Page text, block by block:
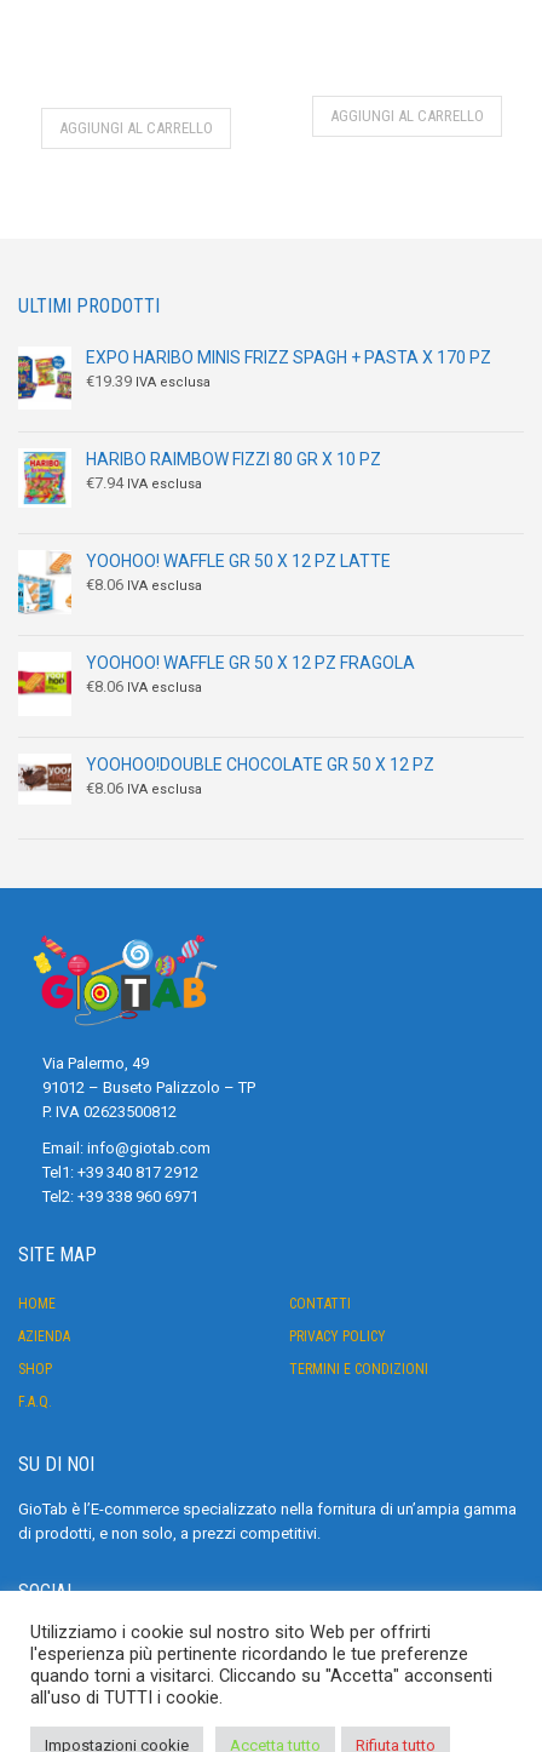
AGGIUNGI AL CARRELLO
AGGIUNGI AL CARRELLO
ULTIMI PRODOTTI
EXPO HARIBO MINIS FRIZZ SPAGH + PASTA X 170 PZ
€19.39 IVA esclusa
HARIBO RAIMBOW FIZZI 80 GR X 10 PZ
€7.94 IVA esclusa
YOOHOO! WAFFLE GR 50 X 12 PZ LATTE
€8.06 IVA esclusa
YOOHOO! WAFFLE GR 50 X 12 PZ FRAGOLA
€8.06 IVA esclusa
YOOHOO!DOUBLE CHOCOLATE GR 50 X 12 PZ
€8.06 IVA esclusa
Via Palermo, 49
91012 – Buseto Palizzolo – TP
P. IVA 02623500812
Email: info@giotab.com
Tel1: +39 340 817 2912
Tel2: +39 338 960 6971
SITE MAP
HOME
AZIENDA
SHOP
F.A.Q.
CONTATTI
PRIVACY POLICY
TERMINI E CONDIZIONI
SU DI NOI
GioTab è l’E-commerce specializzato nella fornitura di un’ampia gamma
di prodotti, e non solo, a prezzi competitivi.
SOCIAL
>
Utilizziamo i cookie sul nostro sito Web per offrirti
l'esperienza più pertinente ricordando le tue preferenze
quando torni a visitarci. Cliccando su "Accetta" acconsenti
all'uso di TUTTI i cookie.
Impostazioni cookie Accetta tutto Rifiuta tutto